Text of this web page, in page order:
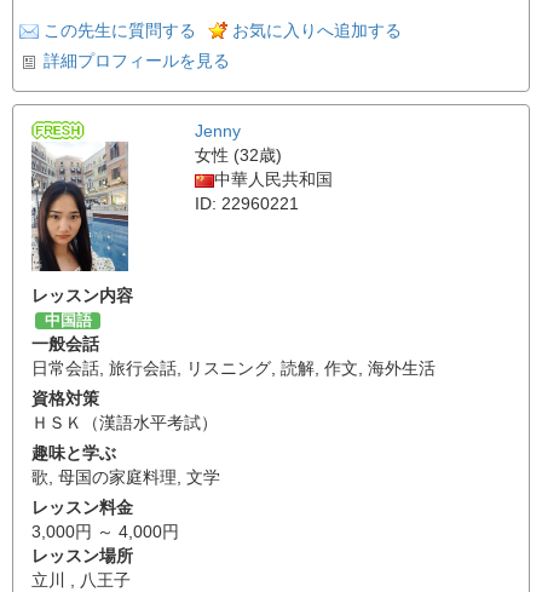
この先生に質問する
お気に入りへ追加する
詳細プロフィールを見る
Jenny
女性 (32歳)
中華人民共和国
ID: 22960221
レッスン内容
中国語
一般会話
日常会話 旅行会話 リスニング 読解 作文 海外生活
資格対策
ＨＳＫ（漢語水平考試）
趣味と学ぶ
歌 母国の家庭料理 文学
レッスン料金
3,000円 ～ 4,000円
レッスン場所
立川 , 八王子